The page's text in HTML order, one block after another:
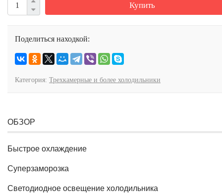
Купить
Поделиться находкой:
Категория: Трехкамерные и более холодильники
ОБЗОР
Быстрое охлаждение
Суперзаморозка
Светодиодное освещение холодильника